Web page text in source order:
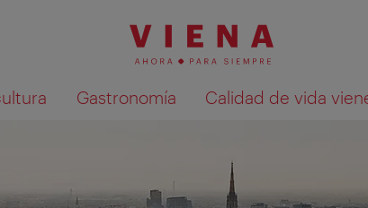
Gastronomía Calidad de vida